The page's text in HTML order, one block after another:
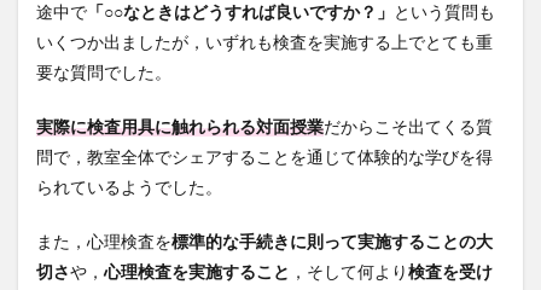
途中で 「○○なときはどうすれば良いですか？」 という質問も
いくつか出ましたが，いずれも検査を実施する上でとても重
要な質問でした。
実際に検査用具に触れられる対面授業だからこそ出てくる質
問で，教室全体でシェアすることを通じて体験的な学びを得
られているようでした。
また，心理検査を標準的な手続きに則って実施することの大
切さや， 心理検査を実施すること ，そして何より検査を受け